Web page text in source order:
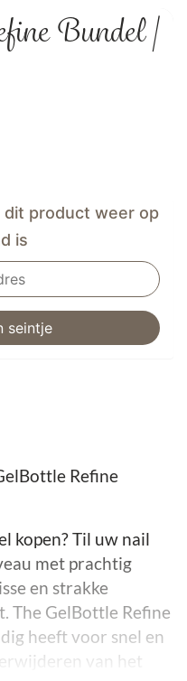
Bundel |
dit product weer op
is
Refine
kopen? Til uw nail
met prachtig
en strakke
The GelBottle Refine
heeft voor snel en
van het